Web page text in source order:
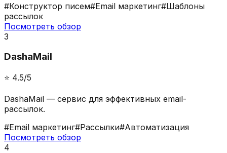
#Конструктор писем#Email маркетинг#Шаблоны
рассылок
Посмотреть обзор
3
DashaMail
⭐️ 4.5/5
DashaMail — сервис для эффективных email-
рассылок.
#Email маркетинг#Рассылки#Автоматизация
Посмотреть обзор
4